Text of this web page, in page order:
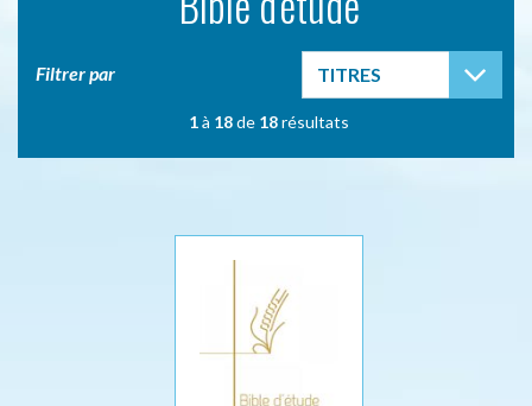
Filtrer par TITRES
1à 18de 18résultats